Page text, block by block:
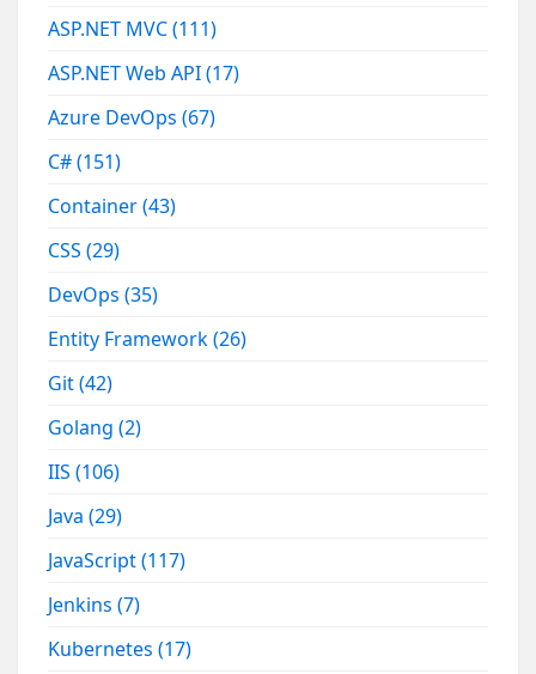
ASP.NET MVC(111)
ASP.NET Web API(17)
Azure DevOps(67)
C#(151)
Container(43)
CSS(29)
DevOps(35)
Entity Framework(26)
Git(42)
Golang(2)
IIS(106)
Java(29)
JavaScript(117)
Jenkins(7)
Kubernetes(17)